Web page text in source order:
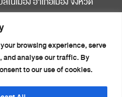
browsing experience, serve
and analyse our traffic. By
to our use of cookies.
บทความสุขภาพ
ข่าวประชาสัมพันธ์
ติดต่อเรา